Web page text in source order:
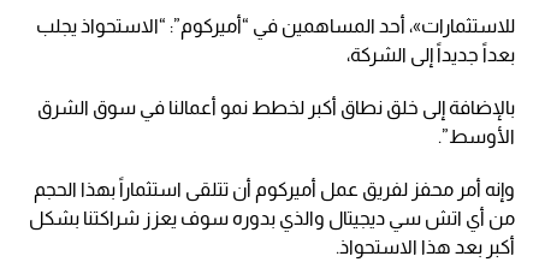
للاستثمارات»، أحد المساهمين في “أميركوم”: “الاستحواذ يجلب
بعداً جديداً إلى الشركة،
بالإضافة إلى خلق نطاق أكبر لخطط نمو أعمالنا في سوق الشرق
الأوسط”.
وإنه أمر محفز لفريق عمل أميركوم أن تتلقى استثماراً بهذا الحجم
من أي اتش سي ديجيتال والذي بدوره سوف يعزز شراكتنا بشكل
أكبر بعد هذا الاستحواذ.